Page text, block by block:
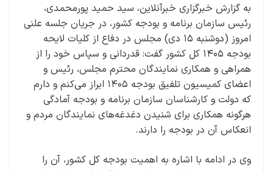
به گزارش خبرگزاری خبرآنلاین، سید حمید پورمحمدی،
رئیس سازمان برنامه و بودجه کشور، در جریان جلسه علنی
امروز (دوشنبه ۱۵ دی) مجلس در دفاع از کلیات لایحه
بودجه ۱۴۰۵ کل کشور گفت: قدردانی و سپاس خود را از
همراهی و همکاری نمایندگان محترم مجلس، رئیس و
اعضای کمیسیون تلفیق بودجه ۱۴۰۵ ابراز می‌کنم و دارم
که دولت و کارشناسان سازمان برنامه و بودجه آمادگی
هرگونه همکاری برای شنیدن دغدغه‌های نمایندگان مردم و
انعکاس آن در بودجه را دارند.
وی در ادامه با اشاره به اهمیت بودجه کل کشور، آن را